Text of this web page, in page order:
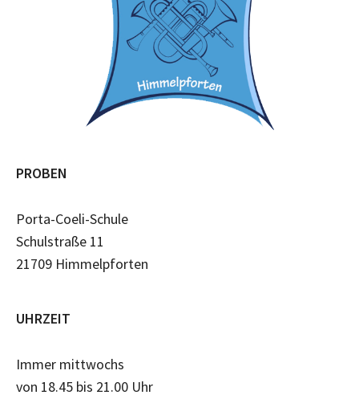
PROBEN
Porta-Coeli-Schule
Schulstraße 11
21709 Himmelpforten
UHRZEIT
Immer mittwochs
von 18.45 bis 21.00 Uhr